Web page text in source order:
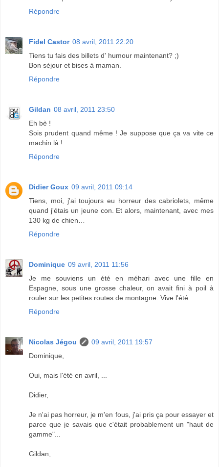
Répondre
Fidel Castor 08 avril, 2011 22:20
Tiens tu fais des billets d' humour maintenant? ;)
Bon séjour et bises à maman.
Répondre
Gildan 08 avril, 2011 23:50
Eh bè !
Sois prudent quand même ! Je suppose que ça va vite ce
machin là !
Répondre
Didier Goux 09 avril, 2011 09:14
Tiens, moi, j'ai toujours eu horreur des cabriolets, même
quand j'étais un jeune con. Et alors, maintenant, avec mes
130 kg de chien…
Répondre
Dominique 09 avril, 2011 11:56
Je me souviens un été en méhari avec une fille en
Espagne, sous une grosse chaleur, on avait fini à poil à
rouler sur les petites routes de montagne. Vive l'été
Répondre
Nicolas Jégou
09 avril, 2011 19:57
Dominique,
Oui, mais l'été en avril, ...
Didier,
Je n'ai pas horreur, je m'en fous, j'ai pris ça pour essayer et
parce que je savais que c'était probablement un "haut de
gamme"...
Gildan,